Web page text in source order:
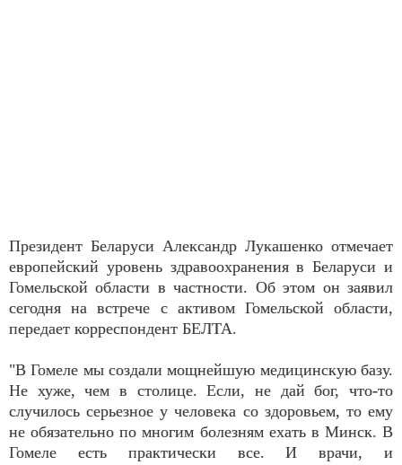
Президент Беларуси Александр Лукашенко отмечает
европейский уровень здравоохранения в Беларуси и
Гомельской области в частности. Об этом он заявил
сегодня на встрече с активом Гомельской области,
передает корреспондент БЕЛТА.
"В Гомеле мы создали мощнейшую медицинскую базу.
Не хуже, чем в столице. Если, не дай бог, что-то
случилось серьезное у человека со здоровьем, то ему
не обязательно по многим болезням ехать в Минск. В
Гомеле есть практически все. И врачи, и